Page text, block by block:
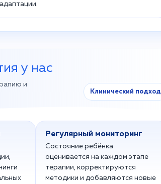
адаптации.
у нас
и
Клинический подход
Регулярный мониторинг
Состояние ребёнка
оценивается на каждом этапе
терапии, корректируются
методики и добавляются новые